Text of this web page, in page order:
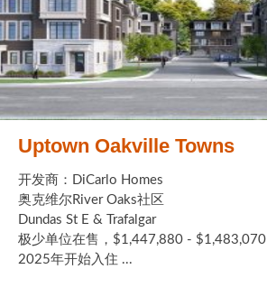
Uptown Oakville Towns
开发商：DiCarlo Homes
奥克维尔River Oaks社区
Dundas St E & Trafalgar
极少单位在售，$1,447,880 - $1,483,070
2025年开始入住 ...